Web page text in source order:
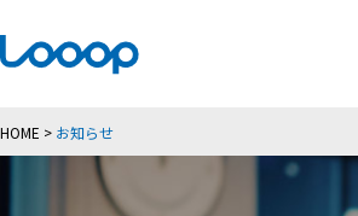
HOME > お知らせ